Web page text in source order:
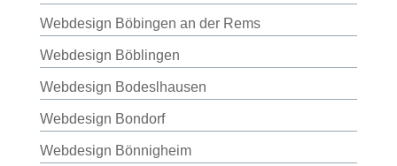
Webdesign Böbingen an der Rems
Webdesign Böblingen
Webdesign Bodeslhausen
Webdesign Bondorf
Webdesign Bönnigheim